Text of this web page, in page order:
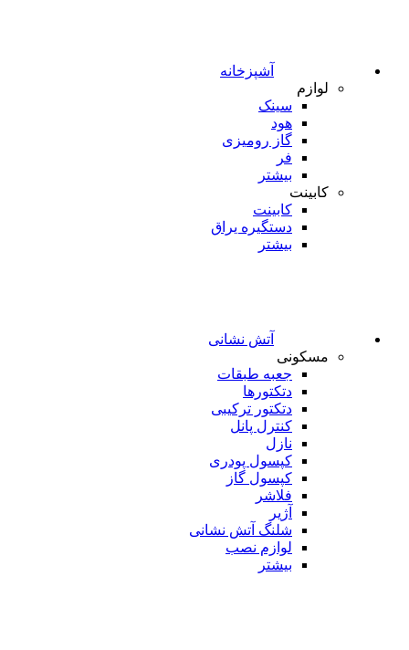
آشپزخانه
لوازم
سینک
هود
گاز رومیزی
فر
بیشتر
کابینت
کابینت
دستگیره یراق
بیشتر
آتش نشانی
مسکونی
جعبه طبقات
دتکتورها
دتکتور ترکیبی
کنترل پانل
نازل
کپسول پودری
کپسول گاز
فلاشر
آژیر
شلنگ آتش نشانی
لوازم نصب
بیشتر